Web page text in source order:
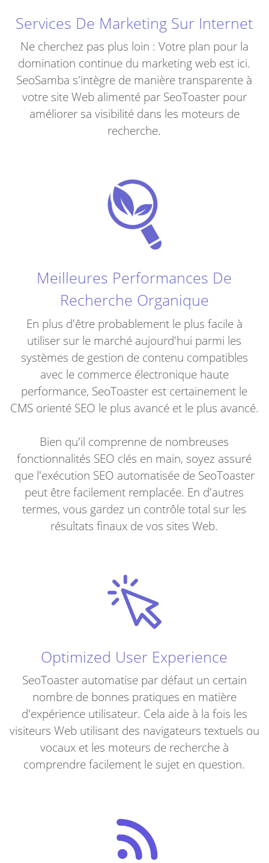
Services De Marketing Sur Internet
Ne cherchez pas plus loin : Votre plan pour la
domination continue du marketing web est ici.
SeoSamba s'intègre de manière transparente à
votre site Web alimenté par SeoToaster pour
améliorer sa visibilité dans les moteurs de
recherche.
Meilleures Performances De
Recherche Organique
En plus d'être probablement le plus facile à
utiliser sur le marché aujourd'hui parmi les
systèmes de gestion de contenu compatibles
avec le commerce électronique haute
performance, SeoToaster est certainement le
CMS orienté SEO le plus avancé et le plus avancé.
Bien qu'il comprenne de nombreuses
fonctionnalités SEO clés en main, soyez assuré
que l'exécution SEO automatisée de SeoToaster
peut être facilement remplacée. En d'autres
termes, vous gardez un contrôle total sur les
résultats finaux de vos sites Web.
Optimized User Experience
SeoToaster automatise par défaut un certain
nombre de bonnes pratiques en matière
d'expérience utilisateur. Cela aide à la fois les
visiteurs Web utilisant des navigateurs textuels ou
vocaux et les moteurs de recherche à
comprendre facilement le sujet en question.